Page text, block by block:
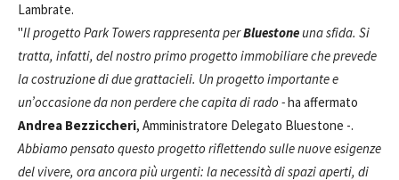
Lambrate.
"Il progetto Park Towers rappresenta perBluestoneuna sfida. Si
tratta, infatti, del nostro primo progetto immobiliare che prevede
la costruzione di due grattacieli. Un progetto importante e
un’occasione da non perdere che capita di rado -ha affermato
Andrea Bezziccheri, Amministratore Delegato Bluestone -.
Abbiamo pensato questo progetto riflettendo sulle nuove esigenze
del vivere, ora ancora più urgenti: la necessità di spazi aperti, di